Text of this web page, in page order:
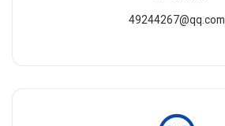
49244267@qq.com